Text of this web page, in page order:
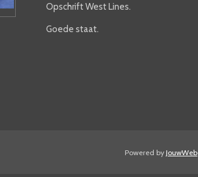
Opschrift West Lines.
Goede staat.
Powered byJouwWeb